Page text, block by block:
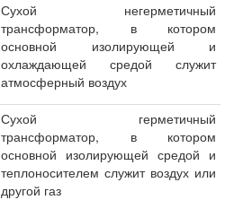
Сухой негерметичный
трансформатор, в котором
основной изолирующей и
охлаждающей средой служит
атмосферный воздух
Сухой герметичный
трансформатор, в котором
основной изолирующей средой и
теплоносителем служит воздух или
другой газ